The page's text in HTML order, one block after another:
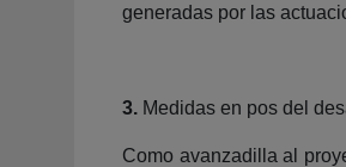
generadas por las
3. Medidas en pos del
Como avanzadilla al